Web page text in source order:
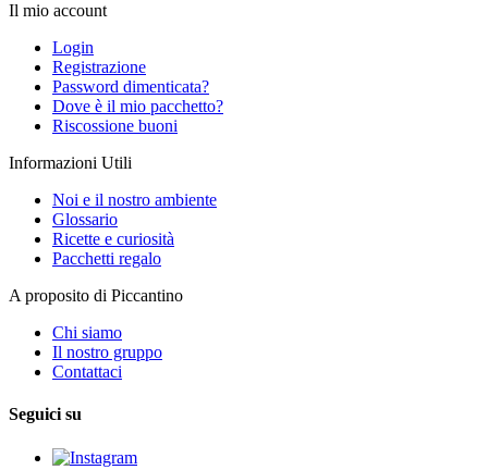
Il mio account
Login
Registrazione
Password dimenticata?
Dove è il mio pacchetto?
Riscossione buoni
Informazioni Utili
Noi e il nostro ambiente
Glossario
Ricette e curiosità
Pacchetti regalo
A proposito di Piccantino
Chi siamo
Il nostro gruppo
Contattaci
Seguici su